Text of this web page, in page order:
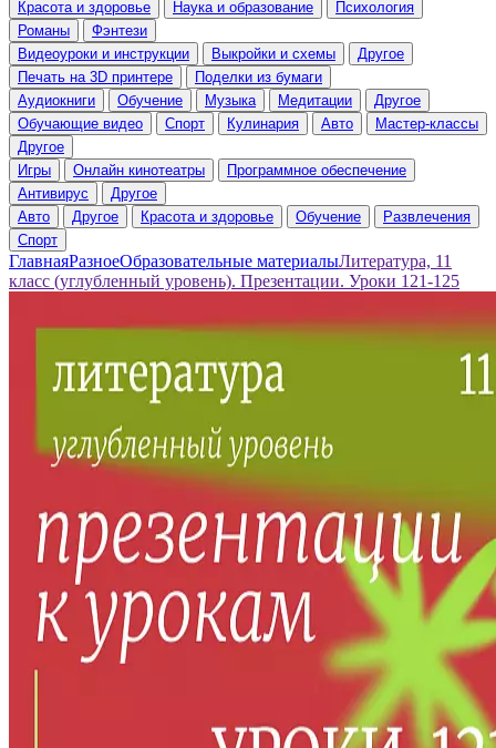
Красота и здоровье
Наука и образование
Психология
Романы
Фэнтези
Видеоуроки и инструкции
Выкройки и схемы
Другое
Печать на 3D принтере
Поделки из бумаги
Аудиокниги
Обучение Музыка Медитации
Другое
Обучающие видео
Спорт Кулинария Авто
Мастер-классы
Другое
Игры
Онлайн кинотеатры
Программное обеспечение
Антивирус
Другое
Авто
Другое Красота и здоровье Обучение
Развлечения
Спорт
ГлавнаяРазноеОбразовательные материалыЛитература, 11
класс (углубленный уровень). Презентации. Уроки 121-125